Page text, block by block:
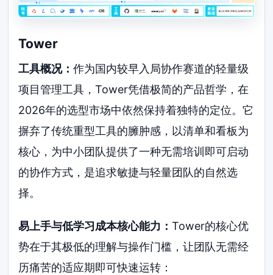
Tower
工具概况：作为国内较早入局协作赛道的轻量级
项目管理工具，Tower凭借极简的产品哲学，在
2026年的选型市场中依然保持着独特的定位。它
摒弃了传统重型工具的臃肿感，以清单和看板为
核心，为中小团队提供了一种无需培训即可启动
的协作方式，是追求敏捷与轻量团队的自然选
择。
易上手与低学习成本核心能力：Tower的核心优
势在于其极低的理解与操作门槛，让团队无需经
历痛苦的适应期即可快速运转：